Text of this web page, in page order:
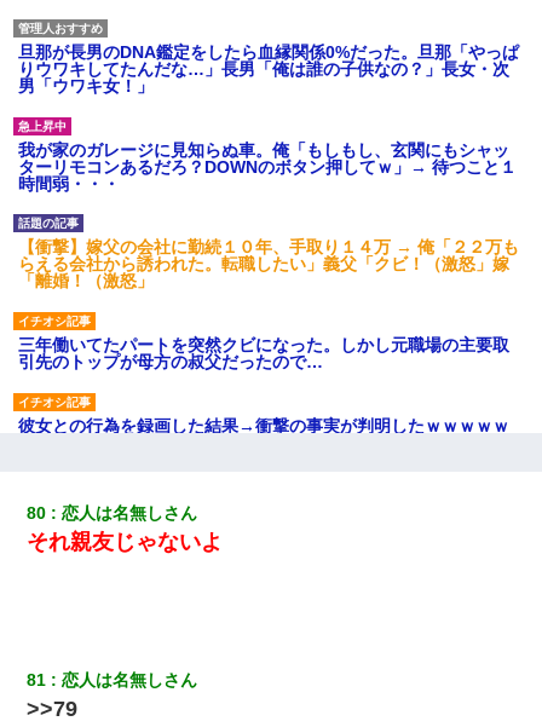
旦那が長男のDNA鑑定をしたら血縁関係0%だった。旦那「やっぱ
りウワキしてたんだな…」長男「俺は誰の子供なの？」長女・次
男「ウワキ女！」
我が家のガレージに見知らぬ車。俺「もしもし、玄関にもシャッ
ターリモコンあるだろ？DOWNのボタン押してｗ」→ 待つこと１
時間弱・・・
【衝撃】嫁父の会社に勤続１０年、手取り１４万 → 俺「２２万も
らえる会社から誘われた。転職したい」義父「クビ！（激怒」嫁
「離婚！（激怒」
三年働いてたパートを突然クビになった。しかし元職場の主要取
引先のトップが母方の叔父だったので…
彼女との行為を録画した結果→衝撃の事実が判明したｗｗｗｗｗ
上司「何なの、この書類！！」私「あの‥」上司「今は私が話し
てるの！」私「ですから」上司「黙って聞きなさい！」私「それ
は」上司「言い訳しない！」→結果ｗｗｗｗｗ
童貞俺、宅飲みした女友達2人を家に泊めた結果ｗｗｗｗｗｗ
80 恋人は名無しさん
それ親友じゃないよ
81 恋人は名無しさん
>>79